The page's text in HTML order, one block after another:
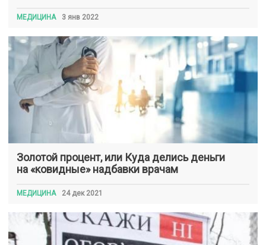
МЕДИЦИНА 3 янв 2022
Золотой процент, или Куда делись деньги
на «ковидные» надбавки врачам
МЕДИЦИНА 24 дек 2021